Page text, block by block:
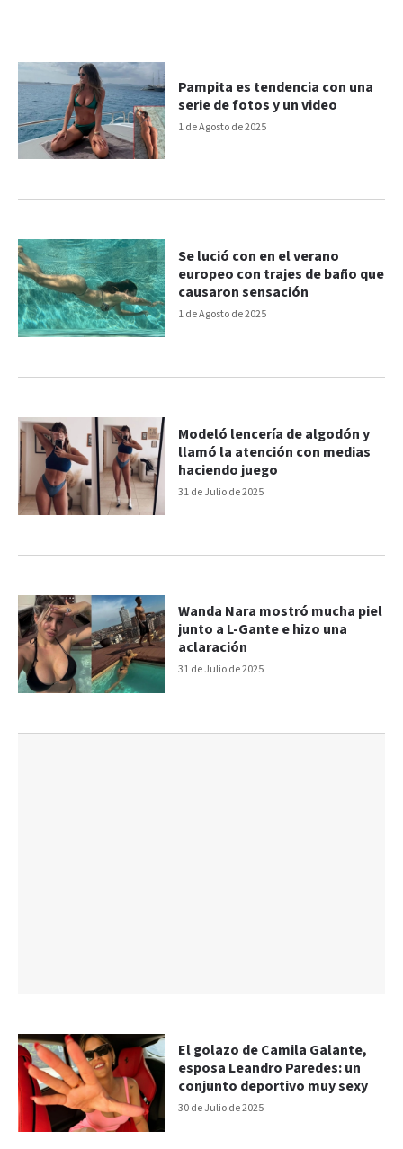
1 de Agosto de 2025
Pampita es tendencia con una
serie de fotos y un video
1 de Agosto de 2025
Se lució con en el verano
europeo con trajes de baño que
causaron sensación
31 de Julio de 2025
Modeló lencería de algodón y
llamó la atención con medias
haciendo juego
31 de Julio de 2025
Wanda Nara mostró mucha piel
junto a L-Gante e hizo una
aclaración
30 de Julio de 2025
El golazo de Camila Galante,
esposa Leandro Paredes: un
conjunto deportivo muy sexy